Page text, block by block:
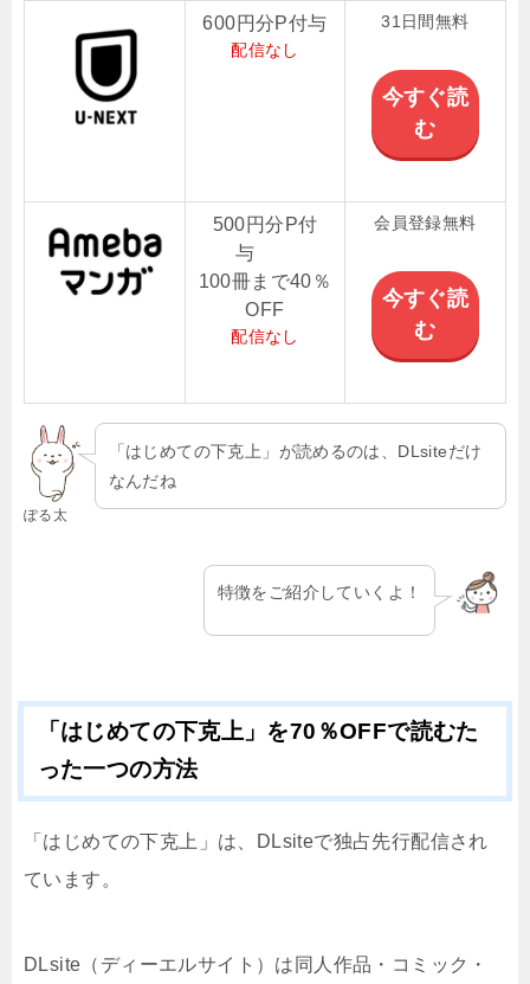
600円分P付与
配信なし
31日間無料
今すぐ読
む
500円分P付
与
100冊まで40％
OFF
配信なし
会員登録無料
今すぐ読
む
ぽる太
「はじめての下克上」が読めるのは、DLsiteだけ
なんだね
特徴をご紹介していくよ！
「はじめての下克上」を70％OFFで読むた
った一つの方法
「はじめての下克上」は、DLsiteで独占先行配信され
ています。
DLsite（ディーエルサイト）は同人作品・コミック・